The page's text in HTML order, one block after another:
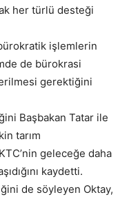
her türlü desteği
işlemlerin
de bürokrasi
gerektiğini
Başbakan Tatar ile
tarım
geleceğe daha
kaydetti.
de söyleyen Oktay,